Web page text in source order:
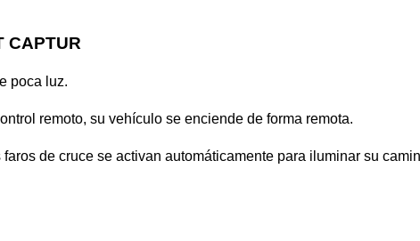
CAPTUR
poca luz.
remoto, su vehículo se enciende de forma remota.
de cruce se activan automáticamente para iluminar su